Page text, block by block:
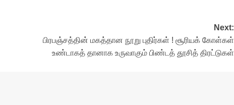
Next:
பிரபஞ்சத்தின் மகத்தான நூறு புதிர்கள் ! சூரியக் கோள்கள்
உண்டாகத் தானாக உருவாகும் பிண்டத் தூசித் திரட்டுகள்